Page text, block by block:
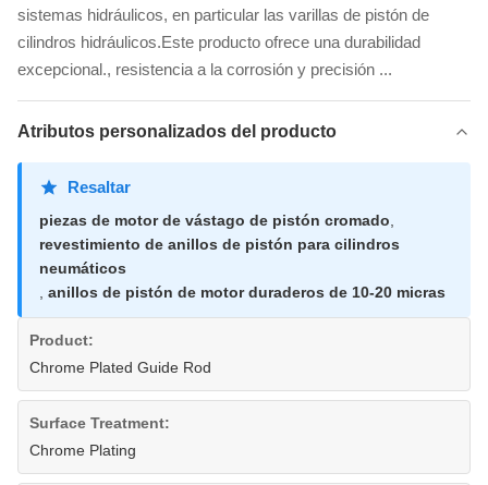
sistemas hidráulicos, en particular las varillas de pistón de
cilindros hidráulicos.Este producto ofrece una durabilidad
excepcional., resistencia a la corrosión y precisión ...
Atributos personalizados del producto
Resaltar
piezas de motor de vástago de pistón cromado
revestimiento de anillos de pistón para cilindros
neumáticos
anillos de pistón de motor duraderos de 10-20 micras
Product:
Chrome Plated Guide Rod
Surface Treatment:
Chrome Plating